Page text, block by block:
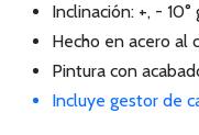
Inclinación: +, - 10°
Hecho en acero al
Pintura con
Incluye gestor de